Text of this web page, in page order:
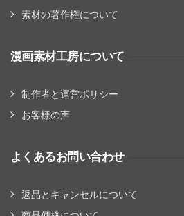
素材の著作権について
漫画素材工房について
制作者と運営ポリシー
お客様の声
よくあるお問い合わせ
返品とキャンセルについて